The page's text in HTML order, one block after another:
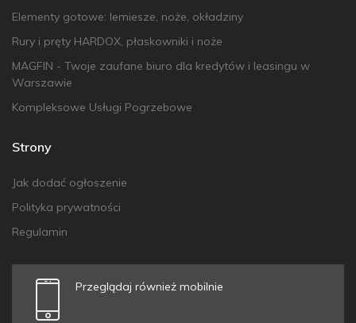
Elementy gotowe: lemiesze, noże, okładziny
Rury i pręty HARDOX, płaskowniki i noże
MAGFIN - Twoje zaufane biuro dla kredytów i leasingu w
Warszawie
Kompleksowe Usługi Pogrzebowe
Strony
Jak dodać ogłoszenie
Polityka prywatności
Regulamin
Przeglądaj również mobilnie